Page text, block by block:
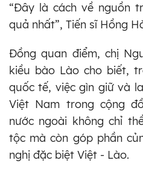
“Đây là cách về nguồn
quả nhất”, Tiến sĩ Hồng
Đồng quan điểm, chị
kiều bào Lào cho biết,
quốc tế, việc gìn giữ và
Việt Nam trong cộng
nước ngoài không chỉ
tộc mà còn góp phần
nghị đặc biệt Việt - Lào.